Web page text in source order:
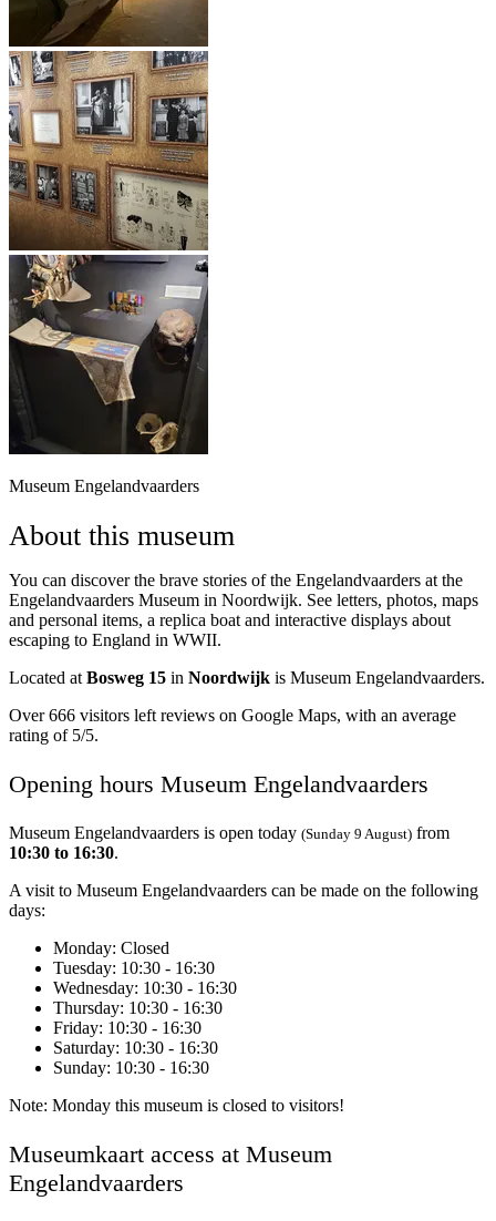
Museum Engelandvaarders
About this museum
You can discover the brave stories of the Engelandvaarders at the
Engelandvaarders Museum in Noordwijk. See letters, photos, maps
and personal items, a replica boat and interactive displays about
escaping to England in WWII.
Located at Bosweg 15 in Noordwijk is Museum Engelandvaarders.
Over 666 visitors left reviews on Google Maps, with an average
rating of 5/5.
Opening hours Museum Engelandvaarders
Museum Engelandvaarders is open today (Sunday 9 August) from
10:30 to 16:30.
A visit to Museum Engelandvaarders can be made on the following
days:
Monday: Closed
Tuesday: 10:30 - 16:30
Wednesday: 10:30 - 16:30
Thursday: 10:30 - 16:30
Friday: 10:30 - 16:30
Saturday: 10:30 - 16:30
Sunday: 10:30 - 16:30
Note: Monday this museum is closed to visitors!
Museumkaart access at Museum
Engelandvaarders